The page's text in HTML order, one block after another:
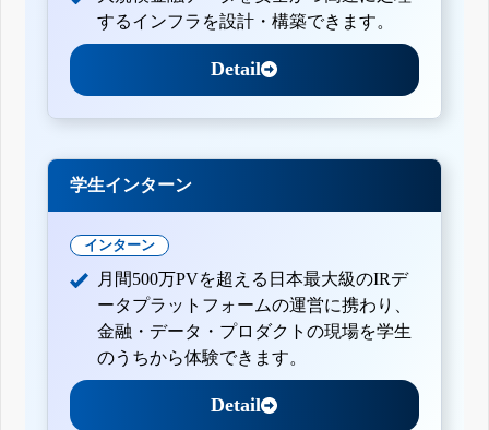
するインフラを設計・構築できます。
Detail
学生インターン
インターン
月間500万PVを超える日本最大級のIRデ
ータプラットフォームの運営に携わり、
金融・データ・プロダクトの現場を学生
のうちから体験できます。
Detail